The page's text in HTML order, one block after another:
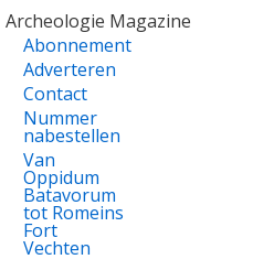
Archeologie Magazine
Abonnement
Adverteren
Contact
Nummer
nabestellen
Van
Oppidum
Batavorum
tot Romeins
Fort
Vechten